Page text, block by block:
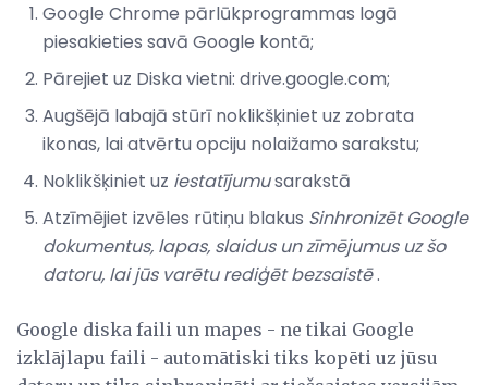
Google Chrome pārlūkprogrammas logā
piesakieties savā Google kontā;
Pārejiet uz Diska vietni: drive.google.com;
Augšējā labajā stūrī noklikšķiniet uz zobrata
ikonas, lai atvērtu opciju nolaižamo sarakstu;
Noklikšķiniet uz iestatījumusarakstā
Atzīmējiet izvēles rūtiņu blakus Sinhronizēt Google
dokumentus, lapas, slaidus un zīmējumus uz šo
datoru, lai jūs varētu rediģēt bezsaistē.
Google diska faili un mapes - ne tikai Google
izklājlapu faili - automātiski tiks kopēti uz jūsu